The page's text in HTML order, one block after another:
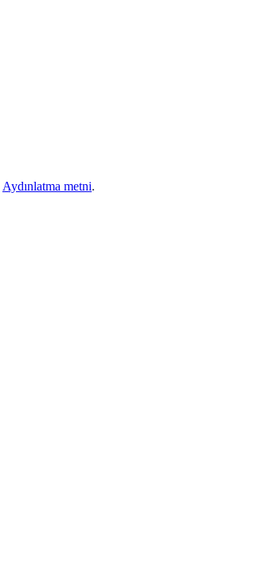
Aydınlatma metni.